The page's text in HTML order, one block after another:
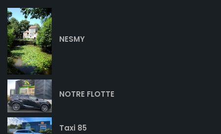
NESMY
NOTRE FLOTTE
Taxi 85